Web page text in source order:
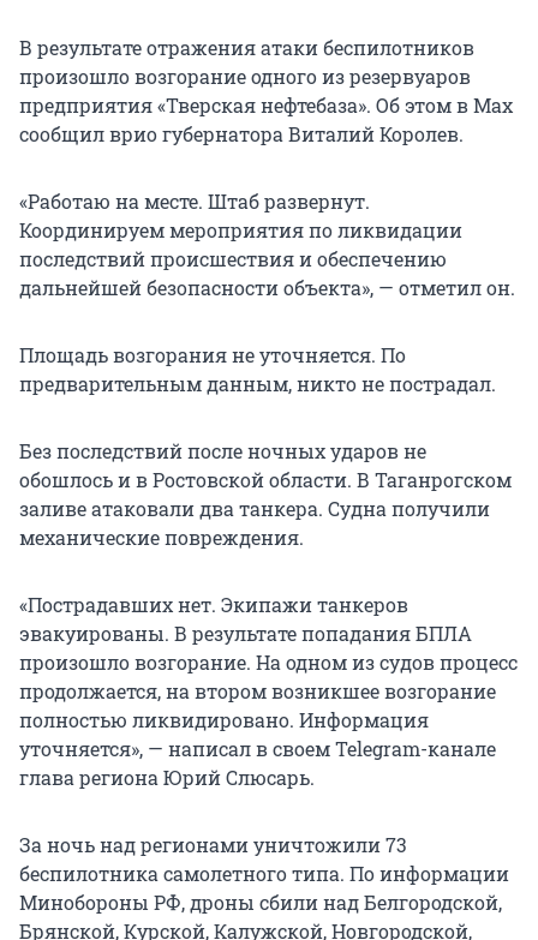
В результате отражения атаки беспилотников
произошло возгорание одного из резервуаров
предприятия «Тверская нефтебаза». Об этом в Max
сообщил врио губернатора Виталий Королев.
«Работаю на месте. Штаб развернут.
Координируем мероприятия по ликвидации
последствий происшествия и обеспечению
дальнейшей безопасности объекта», — отметил он.
Площадь возгорания не уточняется. По
предварительным данным, никто не пострадал.
Без последствий после ночных ударов не
обошлось и в Ростовской области. В Таганрогском
заливе атаковали два танкера. Судна получили
механические повреждения.
«Пострадавших нет. Экипажи танкеров
эвакуированы. В результате попадания БПЛА
произошло возгорание. На одном из судов процесс
продолжается, на втором возникшее возгорание
полностью ликвидировано. Информация
уточняется», — написал в своем Telegram-канале
глава региона Юрий Слюсарь.
За ночь над регионами уничтожили 73
беспилотника самолетного типа. По информации
Минобороны РФ, дроны сбили над Белгородской,
Брянской, Курской, Калужской, Новгородской,